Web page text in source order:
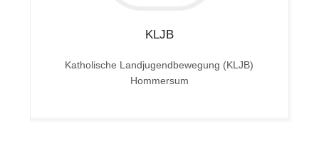
KLJB
Katholische Landjugendbewegung (KLJB)
Hommersum